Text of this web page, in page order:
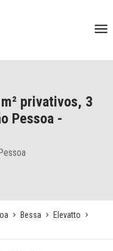
privativos, 3
Pessoa -
Bessa
Elevatto